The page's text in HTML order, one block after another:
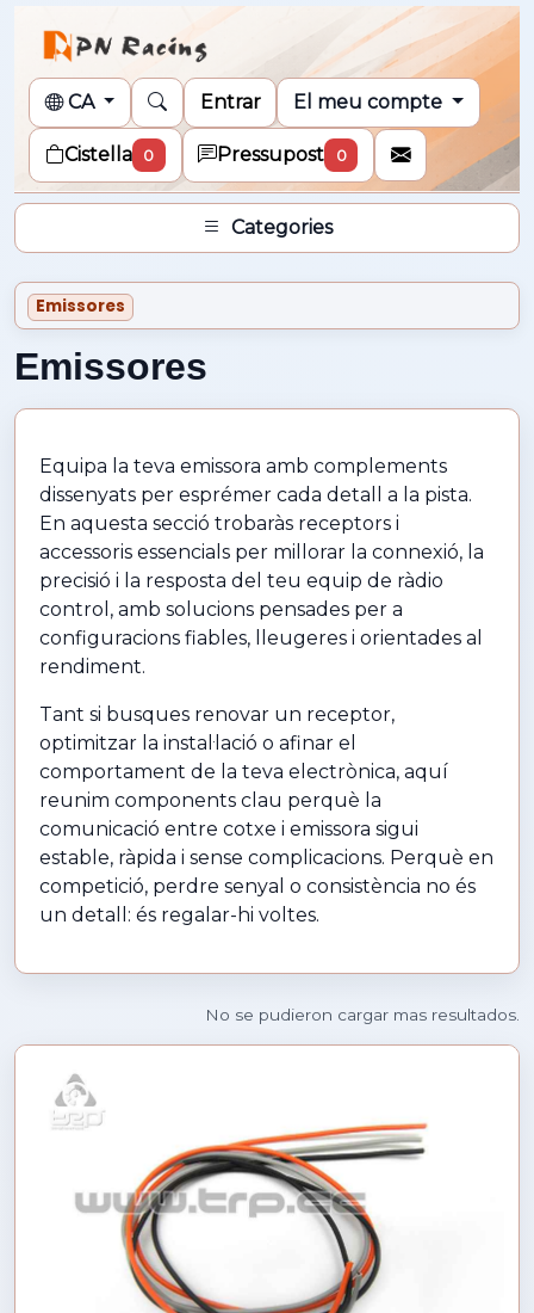
CA Entrar El meu compte
Cistella 0 Pressupost 0
Categories
Emissores
Emissores
Equipa la teva emissora amb complements
dissenyats per esprémer cada detall a la pista.
En aquesta secció trobaràs receptors i
accessoris essencials per millorar la connexió, la
precisió i la resposta del teu equip de ràdio
control, amb solucions pensades per a
configuracions fiables, lleugeres i orientades al
rendiment.
Tant si busques renovar un receptor,
optimitzar la instal·lació o afinar el
comportament de la teva electrònica, aquí
reunim components clau perquè la
comunicació entre cotxe i emissora sigui
estable, ràpida i sense complicacions. Perquè en
competició, perdre senyal o consistència no és
un detall: és regalar-hi voltes.
No se pudieron cargar mas resultados.